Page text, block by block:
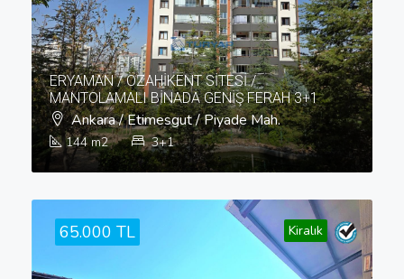
ERYAMAN / ÖZAHİKENT SİTESİ /
MANTOLAMALI BİNADA GENİŞ FERAH 3+1
144 m2 3+1
Ankara / Etimesgut / Piyade Mah.
65.000 TL Kiralık